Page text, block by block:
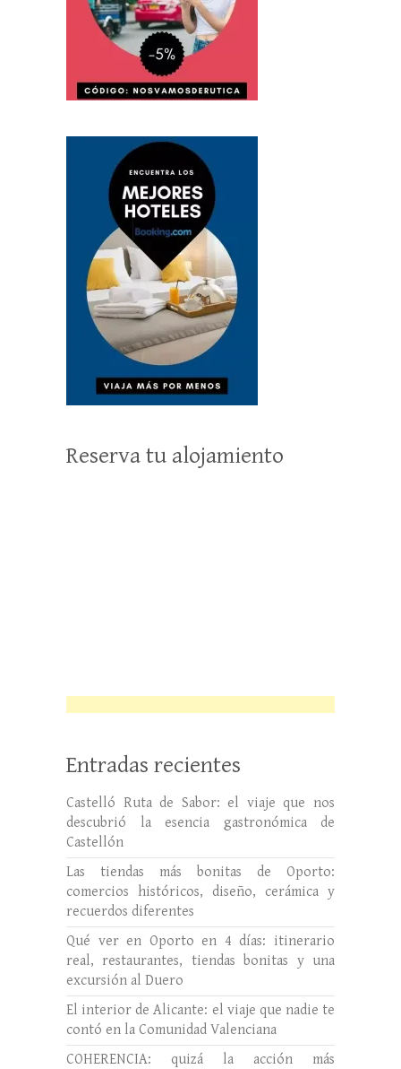
Reserva tu alojamiento
Entradas recientes
Castelló Ruta de Sabor: el viaje que nos
descubrió la esencia gastronómica de
Castellón
Las tiendas más bonitas de Oporto:
comercios históricos, diseño, cerámica y
recuerdos diferentes
Qué ver en Oporto en 4 días: itinerario
real, restaurantes, tiendas bonitas y una
excursión al Duero
El interior de Alicante: el viaje que nadie te
contó en la Comunidad Valenciana
COHERENCIA: quizá la acción más